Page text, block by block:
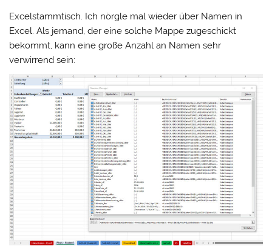
Excelstammtisch. Ich nörgle mal wieder über Namen in
Excel. Als jemand, der eine solche Mappe zugeschickt
bekommt, kann eine große Anzahl an Namen sehr
verwirrend sein: